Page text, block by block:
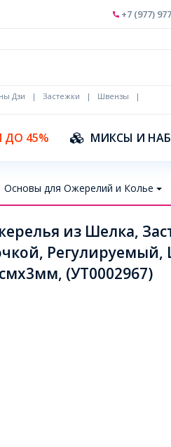
+7 (977)
Дзи | Застежки | Швензы
|
45% МИКСЫ И
Основы для Ожерелий и Колье
из Шелка,
(УТ0002967)